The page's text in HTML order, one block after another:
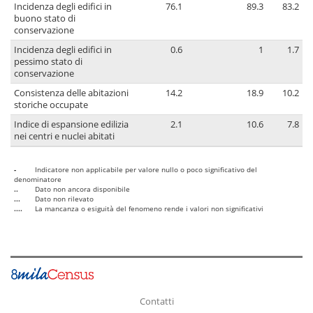
Incidenza degli edifici in
buono stato di
conservazione
76.1 89.3 83.2
Incidenza degli edifici in
pessimo stato di
conservazione
0.6 1 1.7
Consistenza delle abitazioni
storiche occupate
14.2 18.9 10.2
Indice di espansione edilizia
nei centri e nuclei abitati
2.1 10.6 7.8
-
Indicatore non applicabile per valore nullo o poco significativo del
denominatore
..
Dato non ancora disponibile
...
Dato non rilevato
....
La mancanza o esiguità del fenomeno rende i valori non significativi
Contatti